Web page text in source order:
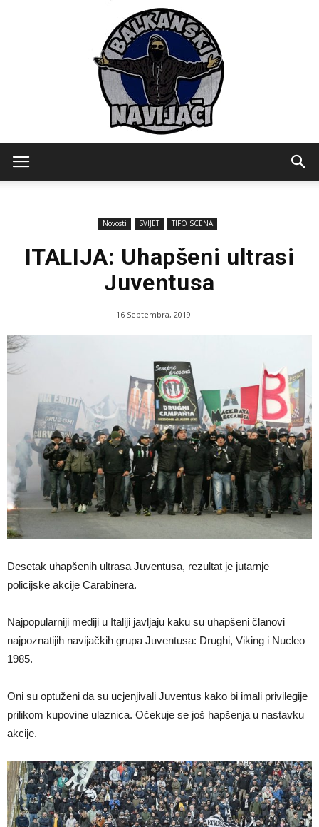
Novosti SVIJET TIFO SCENA
ITALIJA: Uhapšeni ultrasi
Juventusa
16 Septembra, 2019
Desetak uhapšenih ultrasa Juventusa, rezultat je jutarnje
policijske akcije Carabinera.
Najpopularniji mediji u Italiji javljaju kaku su uhapšeni članovi
najpoznatijih navijačkih grupa Juventusa: Drughi, Viking i Nucleo
1985.
Oni su optuženi da su ucjenjivali Juventus kako bi imali privilegije
prilikom kupovine ulaznica. Očekuje se još hapšenja u nastavku
akcije.